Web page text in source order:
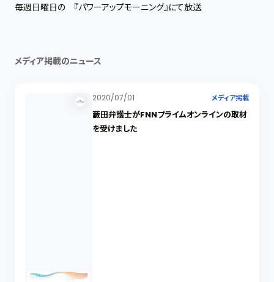
毎週日曜日の 『パワーアップモーニング』にて放送
メディア掲載のニュース
2020/07/01 メディア掲載
藪田弁護士がFNNプライムオンラインの取材
を受けました